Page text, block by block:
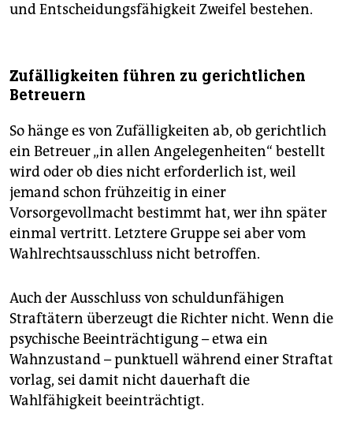
und Entscheidungsfähigkeit Zweifel bestehen.
Zufälligkeiten führen zu gerichtlichen
Betreuern
So hänge es von Zufälligkeiten ab, ob gerichtlich
ein Betreuer „in allen Angelegenheiten“ bestellt
wird oder ob dies nicht erforderlich ist, weil
jemand schon frühzeitig in einer
Vorsorgevollmacht bestimmt hat, wer ihn später
einmal vertritt. Letztere Gruppe sei aber vom
Wahlrechtsausschluss nicht betroffen.
Auch der Ausschluss von schuldunfähigen
Straftätern überzeugt die Richter nicht. Wenn die
psychische Beeinträchtigung – etwa ein
Wahnzustand – punktuell während einer Straftat
vorlag, sei damit nicht dauerhaft die
Wahlfähigkeit beeinträchtigt.